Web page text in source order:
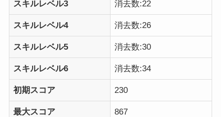
スキルレベル3 消去数:22
スキルレベル4 消去数:26
スキルレベル5 消去数:30
スキルレベル6 消去数:34
初期スコア 230
最大スコア 867